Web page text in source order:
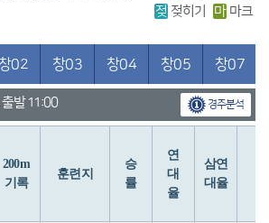
젖 젖히기 마 마크
창02 창03 창04 창05 창07
출발 11:00 경주분석
200m
기록
훈련지
승
률
연
대
율
삼연
대율